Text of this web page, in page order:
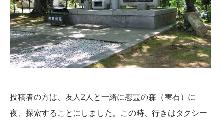
投稿者の方は、友人2人と一緒に慰霊の森（雫石）に
夜、探索することにしました。この時、行きはタクシー